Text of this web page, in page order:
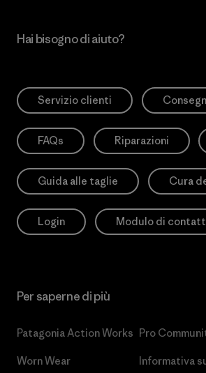
Hai bisogno di aiuto?
Servizio clienti
FAQs Riparazioni
Guida alle taglie Cura
Login Modulo di
Per saperne di più
Patagonia Action Works
Worn Wear
Pro
Informativa